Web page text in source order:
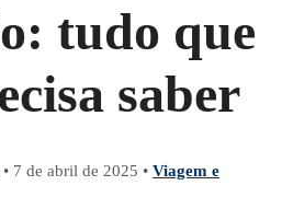
tudo que
saber
• 7 de abril de 2025 • Viagem e